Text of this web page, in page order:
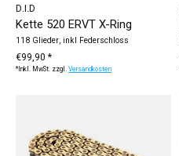
D.I.D
Kette 520 ERVT X-Ring
118 Glieder, inkl Federschloss
€99,90 *
*Inkl. MwSt. zzgl.Versandkosten